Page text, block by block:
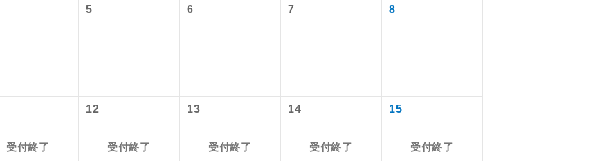
5 6 7 8
受付終了
12
受付終了
13
受付終了
14
受付終了
15
受付終了
は
利用便の空席状況によって料金が変動いたします。
す。
同行します。